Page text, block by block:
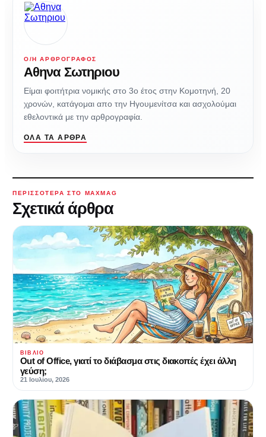
Ο/Η ΑΡΘΡΟΓΡΆΦΟΣ
Αθηνα Σωτηριου
Είμαι φοιτήτρια νομικής στο 3ο έτος στην Κομοτηνή, 20
χρονών, κατάγομαι απο την Ηγουμενίτσα και ασχολούμαι
εθελοντικά με την αρθρογραφία.
ΌΛΑ ΤΑ ΆΡΘΡΑ
ΠΕΡΙΣΣΌΤΕΡΑ ΣΤΟ MAXMAG
Σχετικά άρθρα
ΒΙΒΛΊΟ
Out of Office, γιατί το διάβασμα στις διακοπές έχει άλλη
γεύση;
21 Ιουλίου, 2026